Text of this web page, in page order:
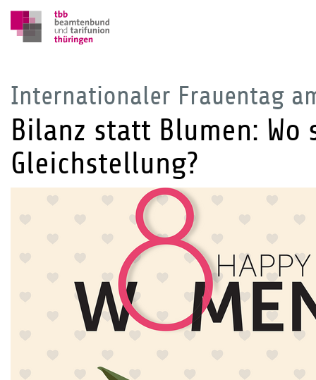
Internationaler Frauentag
Bilanz statt Blumen:
Gleichstellung?